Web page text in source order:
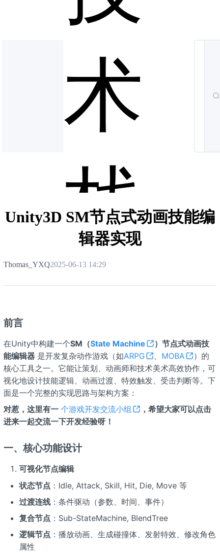
术
栈
Unity3D SM节点式动画技能编
辑器实现
Thomas_YXQ2025-06-13 14:29
前言
在Unity中构建一个SM（State Machine
）节点式动画技
能编辑器是开发复杂动作游戏（如ARPG MOBA
）的
核心工具之一。它能让策划、动画师和技术美术高效协作，可
视化地设计技能逻辑、动画过渡、特效触发、受击判断等。下
面是一个完整的实现思路与架构方案：
对惹，这里有一 个游戏开发交流小组
，希望大家可以点击
进来一起交流一下开发经验呀！
一、核心功能设计
可视化节点编辑
状态节点 ：Idle, Attack, Skill, Hit, Die, Move 等
过渡连线：条件驱动（参数、时间、事件）
复合节点 ：Sub-StateMachine, BlendTree
逻辑节点 ：播放动画、生成碰撞体、发射特效、修改角色
属性